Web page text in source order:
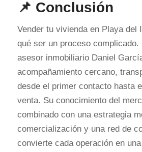
📌 Conclusión
Vender tu vivienda en Playa del
qué ser un proceso complicado.
asesor inmobiliario Daniel
acompañamiento cercano,
desde el primer contacto hasta
venta. Su conocimiento del
combinado con una estrategia
comercialización y una red de
convierte cada operación en